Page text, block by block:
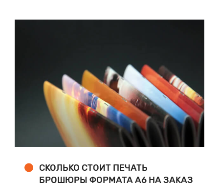
СКОЛЬКО СТОИТ ПЕЧАТЬ
БРОШЮРЫ ФОРМАТА А6 НА ЗАКАЗ